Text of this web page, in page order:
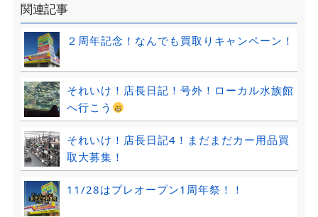
関連記事
２周年記念！なんでも買取りキャンペーン！
それいけ！店長日記！号外！ローカル水族館
へ行こう
それいけ！店長日記4！まだまだカー用品買
取大募集！
11/28はプレオープン1周年祭！！